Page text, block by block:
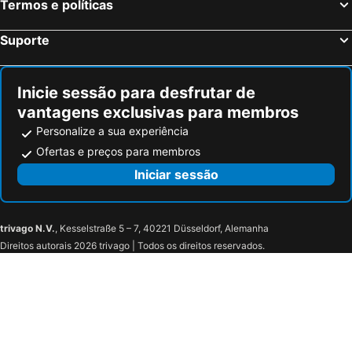
Termos e políticas
Suporte
Inicie sessão para desfrutar de
vantagens exclusivas para membros
Personalize a sua experiência
Ofertas e preços para membros
Iniciar sessão
trivago N.V., Kesselstraße 5 – 7, 40221 Düsseldorf, Alemanha
Direitos autorais 2026 trivago | Todos os direitos reservados.